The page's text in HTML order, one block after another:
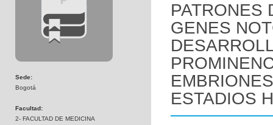
Sede:
Bogotá
Facultad:
2- FACULTAD DE MEDICINA
PATRONES
GENES
ESTADIOS